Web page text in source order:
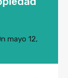
mayo 12,